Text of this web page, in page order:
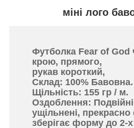
міні лого
Футболка Fear of God
крою, прямого,
рукав короткий,
Склад: 100% Бавовна.
Щільність: 155 гр / м.
Оздоблення:
ущільнені,
зберігає форму до 2-х